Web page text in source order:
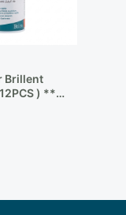
Brillent
) **